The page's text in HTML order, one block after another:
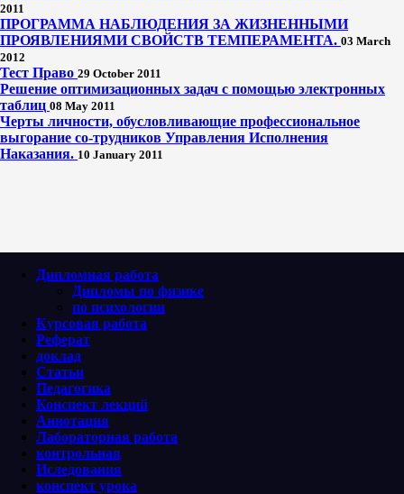
2011
ПРОГРАММА НАБЛЮДЕНИЯ ЗА ЖИЗНЕННЫМИ
ПРОЯВЛЕНИЯМИ СВОЙСТВ ТЕМПЕРАМЕНТА. 03 March
2012
Тест Право 29 October 2011
Решение оптимизационных задач с помощью электронных
таблиц 08 May 2011
Черты личности, обусловливающие профессиональное
выгорание со-трудников Управления Исполнения
Наказания. 10 January 2011
Дипломная работа
Дипломы по физике
по психологии
Курсовая работа
Реферат
доклад
Статьи
Педагогика
Конспект лекций
Аннотация
Лабораторная работа
контрольная
Иследования
конспект урока